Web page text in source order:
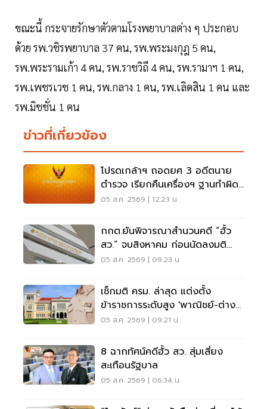
ขณะนี้ กระจายรักษาตัวตามโรงพยาบาลต่าง ๆ ประกอบ
ด้วย รพ.วชิรพยาบาล 37 คน, รพ.พระมงกุฎ 5 คน,
รพ.พระรามเก้า 4 คน, รพ.ราชวิถี 4 คน, รพ.รามาฯ 1 คน,
รพ.เพชรเวช 1 คน, รพ.กลาง 1 คน, รพ.เลิดสิน 1 คน และ
รพ.มิชชั่น 1 คน
ข่าวที่เกี่ยวข้อง
โปรดเกล้าฯ ถอดยศ 3 อดีตนาย
ตำรวจ เรียกคืนเครื่องฯ ฐานทำผิด
วินัยร้ายแรง
05 ส.ค. 2569 | 12:23 น.
กกต.ยันพิจารณาสำนวนคดี “ฮั้ว
สว.” จบสิงหาคม ก่อนนัดลงมติ
ภายหลัง
05 ส.ค. 2569 | 09:23 น.
เช็กมติ ครม. ล่าสุด แต่งตั้ง
ข้าราชการระดับสูง 'พาณิชย์-ต่าง
ประเทศ-แรงงาน-ทส.'
05 ส.ค. 2569 | 09:21 น.
8 ฉากทัศน์คดีฮั้ว สว. สุ่มเสี่ยง
สะเทือนรัฐบาล
05 ส.ค. 2569 | 06:34 น.